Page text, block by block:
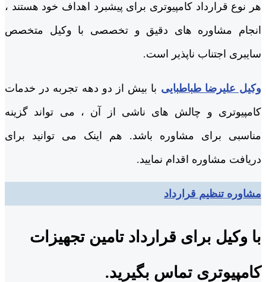
هر نوع قرارداد کامپیوتری برای پیشبرد اهداف خود هستند ،
انجام مشاوره های دقیق و تخصصی با وکیل متخصص
سایبری اجتناب ناپذیر است.
وکیل علیرضا طباطبایی با بیش از دو دهه تجربه در خدمات
کامپیوتری و چالش های ناشی از آن ، می تواند گزینه
مناسبی برای مشاوره باشد. هم اینک می توانید برای
دریافت مشاوره اقدام نمایید.
مشاوره تنظیم قرارداد
با وکیل برای قرارداد تامین تجهیزات
کامپیوتری تماس بگیرید.